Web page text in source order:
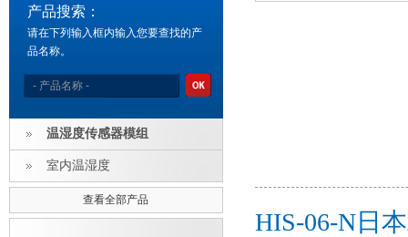
产品搜索：
请在下列输入框内输入您要查找的产
品名称。
温湿度传感器模组
室内温湿度
查看全部产品
HIS-06-N日